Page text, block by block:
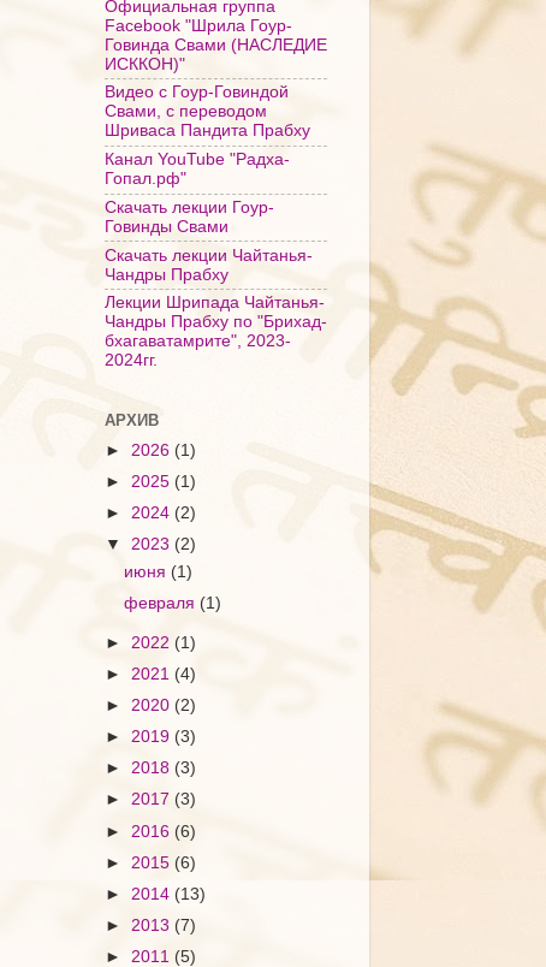
Официальная группа
Facebook "Шрила Гоур-
Говинда Свами (НАСЛЕДИЕ
ИСККОН)"
Видео с Гоур-Говиндой
Свами, с переводом
Шриваса Пандита Прабху
Канал YouTube "Радха-
Гопал.рф"
Скачать лекции Гоур-
Говинды Свами
Скачать лекции Чайтанья-
Чандры Прабху
Лекции Шрипада Чайтанья-
Чандры Прабху по "Брихад-
бхагаватамрите", 2023-
2024гг.
АРХИВ
► 2026 (1)
► 2025 (1)
► 2024 (2)
▼ 2023 (2)
июня (1)
февраля (1)
► 2022 (1)
► 2021 (4)
► 2020 (2)
► 2019 (3)
► 2018 (3)
► 2017 (3)
► 2016 (6)
► 2015 (6)
► 2014 (13)
► 2013 (7)
► 2011 (5)